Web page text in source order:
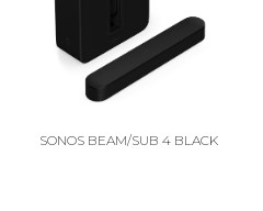
SONOS BEAM/SUB 4 BLACK